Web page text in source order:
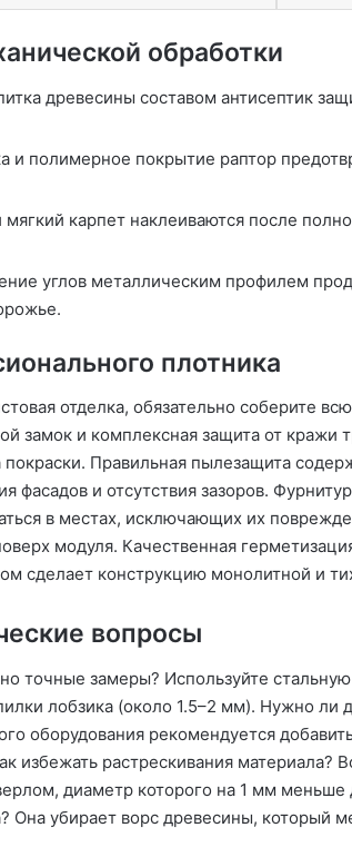
обработки
древесины составом антисептик
и полимерное покрытие раптор
карпет наклеиваются после
углов металлическим профилем
плотника
отделка, обязательно соберите
замок и комплексная защита от кражи
Правильная пылезащита
фасадов и отсутствия зазоров.
в местах, исключающих их
модуля. Качественная
сделает конструкцию монолитной и
вопросы
точные замеры? Используйте стальную
лобзика (около 1.5–2 мм). Нужно ли
оборудования рекомендуется
растрескивания материала?
диаметр которого на 1 мм
Она убирает ворс древесины, который